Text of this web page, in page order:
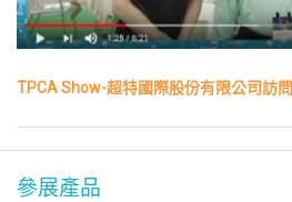
TPCA Show-超特國際股份有限公司訪問
參展產品